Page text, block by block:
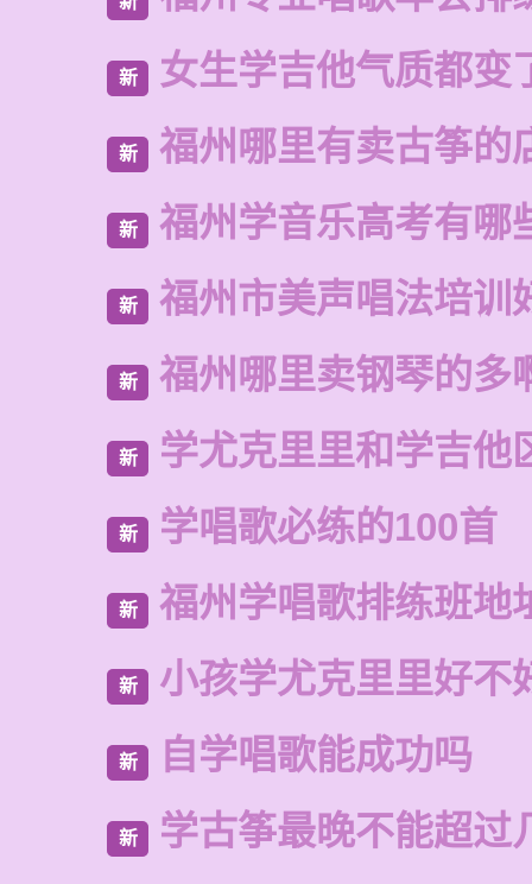
新 女生学吉他气质都变
新 福州哪里有卖古筝的
新 福州学音乐高考有哪
新 福州市美声唱法培训
新 福州哪里卖钢琴的多
新 学尤克里里和学吉他
新 学唱歌必练的100首
新 福州学唱歌排练班地
新 小孩学尤克里里好不
新 自学唱歌能成功吗
新 学古筝最晚不能超过